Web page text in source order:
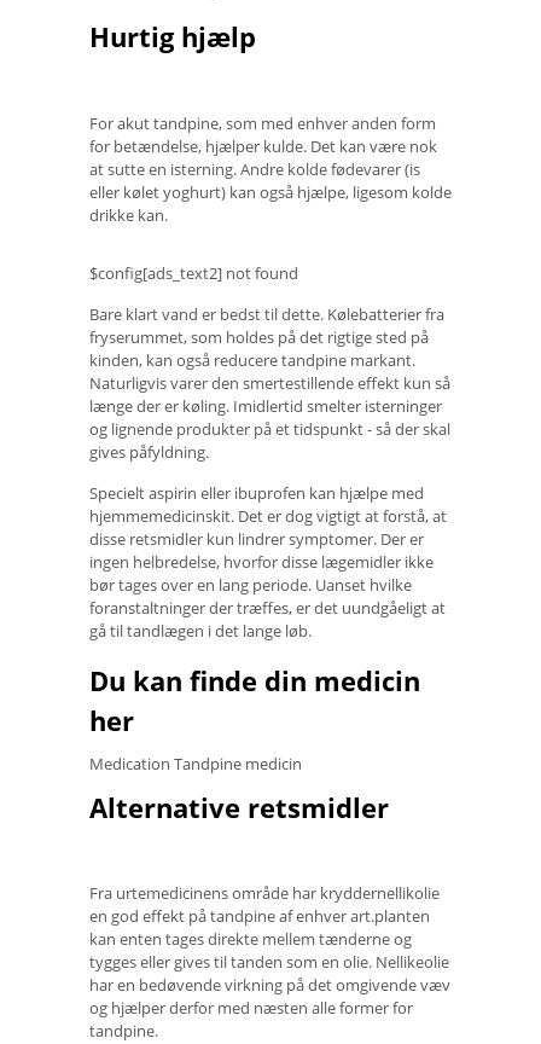
Hurtig hjælp
For akut tandpine, som med enhver anden form
for betændelse, hjælper kulde. Det kan være nok
at sutte en isterning. Andre kolde fødevarer (is
eller kølet yoghurt) kan også hjælpe, ligesom kolde
drikke kan.
$config[ads_text2] not found
Bare klart vand er bedst til dette. Kølebatterier fra
fryserummet, som holdes på det rigtige sted på
kinden, kan også reducere tandpine markant.
Naturligvis varer den smertestillende effekt kun så
længe der er køling. Imidlertid smelter isterninger
og lignende produkter på et tidspunkt - så der skal
gives påfyldning.
Specielt aspirin eller ibuprofen kan hjælpe med
hjemmemedicinskit. Det er dog vigtigt at forstå, at
disse retsmidler kun lindrer symptomer. Der er
ingen helbredelse, hvorfor disse lægemidler ikke
bør tages over en lang periode. Uanset hvilke
foranstaltninger der træffes, er det uundgåeligt at
gå til tandlægen i det lange løb.
Du kan finde din medicin
her
Medication Tandpine medicin
Alternative retsmidler
Fra urtemedicinens område har kryddernellikolie
en god effekt på tandpine af enhver art.planten
kan enten tages direkte mellem tænderne og
tygges eller gives til tanden som en olie. Nellikeolie
har en bedøvende virkning på det omgivende væv
og hjælper derfor med næsten alle former for
tandpine.